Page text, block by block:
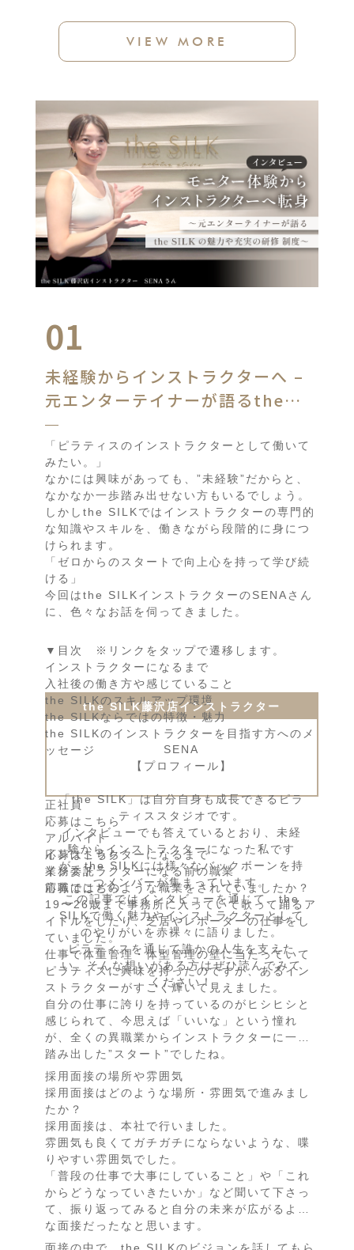
VIEW MORE
01
未経験からインストラクターへ –
元エンターテイナーが語るthe
SILKの魅力と充実の研修制度
「ピラティスのインストラクターとして働いて
みたい。」
なかには興味があっても、”未経験”だからと、
なかなか一歩踏み出せない方もいるでしょう。
しかしthe SILKではインストラクターの専門的
な知識やスキルを、働きながら段階的に身につ
けられます。
「ゼロからのスタートで向上心を持って学び続
ける」
今回はthe SILKインストラクターのSENAさん
に、色々なお話を伺ってきました。
▼目次 ※リンクをタップで遷移します。
インストラクターになるまで
入社後の働き方や感じていること
the SILKのスキルアップ環境
the SILKならではの特徴・魅力
the SILKのインストラクターを目指す方へのメ
ッセージ
the SILK藤沢店インストラクター
SENA
【プロフィール】
「the SILK」は自分自身も成長できるピラ
ティススタジオです。
インタビューでも答えているとおり、未経
験からインストラクターになった私です
が、the SILKには様々なバックボーンを持
つメンバーが集まっています。
この記事ではインタビューを通じて、the
SILKで働く魅力やインストラクターとして
のやりがいを赤裸々に語りました。
ピラティスを通じて誰かの人生を支えた
い、そんな想いがある方はぜひ読んでみて
ください！
正社員
応募はこちら
アルバイト
応募はこちら
業務委託
応募はこちら
インストラクターになるまで
インストラクターになる前の職業
前職ではどのような職業をされていましたか？
19〜26歳まで事務所に入っていて歌って踊るア
イドルをしたり、芝居やレポーターの仕事をし
ていました。
仕事で体重管理・体型管理の壁に当たっていて
ピラティスに興味を持ったのですが、あるイン
ストラクターがすごく輝いて見えました。
自分の仕事に誇りを持っているのがヒシヒシと
感じられて、今思えば「いいな」という憧れ
が、全くの異職業からインストラクターに一歩
踏み出した”スタート”でしたね。
採用面接の場所や雰囲気
採用面接はどのような場所・雰囲気で進みまし
たか？
採用面接は、本社で行いました。
雰囲気も良くてガチガチにならないような、喋
りやすい雰囲気でした。
「普段の仕事で大事にしていること」や「これ
からどうなっていきたいか」など聞いて下さっ
て、振り返ってみると自分の未来が広がるよう
な面接だったなと思います。